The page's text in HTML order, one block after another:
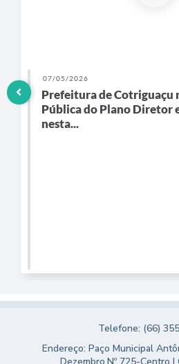
07/05/2026
Prefeitura de Cotriguaçu
Pública do Plano Diretor
nesta...
Telefone: (66)
Endereço: Paço Municipal
Dezembro,Nº 725-Centro